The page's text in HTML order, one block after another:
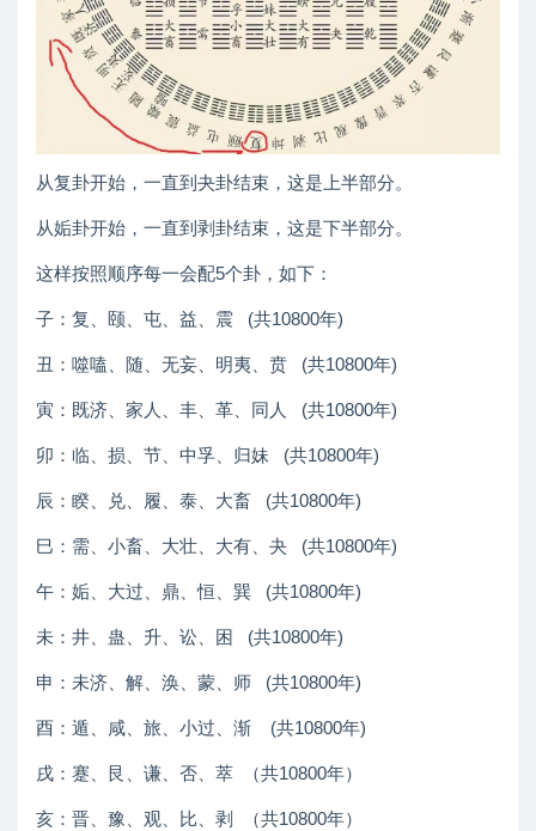
从复卦开始，一直到夬卦结束，这是上半部分。
从姤卦开始，一直到剥卦结束，这是下半部分。
这样按照顺序每一会配5个卦，如下：
子：复、颐、屯、益、震 (共10800年)
丑：噬嗑、随、无妄、明夷、贲 (共10800年)
寅：既济、家人、丰、革、同人 (共10800年)
卯：临、损、节、中孚、归妹 (共10800年)
辰：睽、兑、履、泰、大畜 (共10800年)
巳：需、小畜、大壮、大有、夬 (共10800年)
午：姤、大过、鼎、恒、巽 (共10800年)
未：井、蛊、升、讼、困 (共10800年)
申：未济、解、涣、蒙、师 (共10800年)
酉：遁、咸、旅、小过、渐 (共10800年)
戌：蹇、艮、谦、否、萃 （共10800年）
亥：晋、豫、观、比、剥 （共10800年）